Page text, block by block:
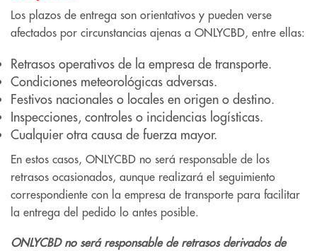
Los plazos de entrega son orientativos y pueden verse
afectados por circunstancias ajenas a ONLYCBD, entre ellas:
Retrasos operativos de la empresa de transporte.
Condiciones meteorológicas adversas.
Festivos nacionales o locales en origen o destino.
Inspecciones, controles o incidencias logísticas.
Cualquier otra causa de fuerza mayor.
En estos casos, ONLYCBD no será responsable de los
retrasos ocasionados, aunque realizará el seguimiento
correspondiente con la empresa de transporte para facilitar
la entrega del pedido lo antes posible.
ONLYCBD no será responsable de retrasos derivados de